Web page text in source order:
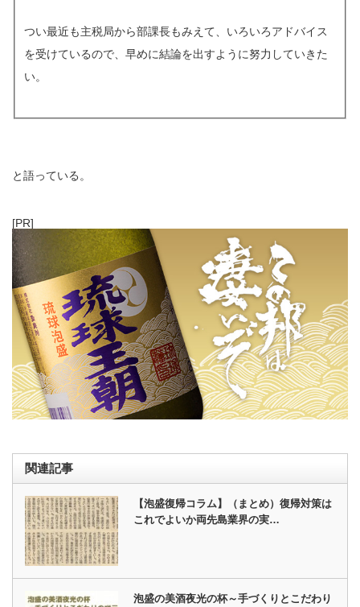
つい最近も主税局から部課長もみえて、いろいろアドバイス
を受けているので、早めに結論を出すように努力していきた
い。
と語っている。
[PR]
関連記事
【泡盛復帰コラム】（まとめ）復帰対策は
これでよいか両先島業界の実…
泡盛の美酒夜光の杯～手づくりとこだわり